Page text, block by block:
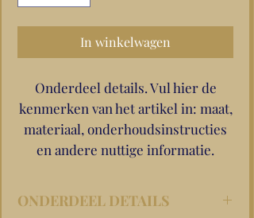
In winkelwagen
Onderdeel details. Vul hier de
kenmerken van het artikel in: maat,
materiaal, onderhoudsinstructies
en andere nuttige informatie.
ONDERDEEL DETAILS